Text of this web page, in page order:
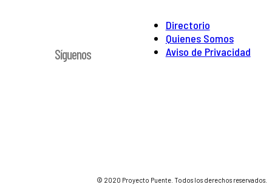
Directorio
Quienes Somos
Aviso de Privacidad
Síguenos
© 2020 Proyecto Puente. Todos los derechos reservados.